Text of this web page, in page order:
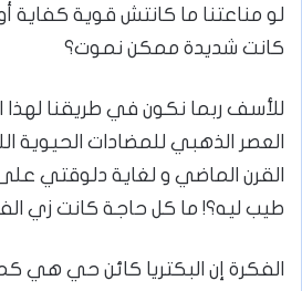
لو مناعتنا ما كانتش قوية كفاية
كانت شديدة ممكن نموت؟
للأسف ربما نكون في طريقنا لهذا
العصر الذهبي للمضادات
القرن الماضي و لغاية دلوقتي
طيب ليه؟! ما كل حاجة كانت زي
الفكرة إن البكتريا كائن حي هي